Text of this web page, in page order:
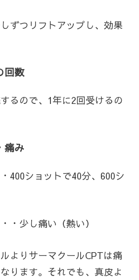
ずつリフトアップし、効果
回数
るので、1年に2回受けるの
痛み
400ショットで40分、600シ
・少し痛い（熱い）
よりサーマクールCPTは痛
ります。それでも、真皮よ